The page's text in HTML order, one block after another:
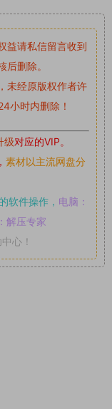
益请私信留言收到
删除。
未经原版权作者许
小时内删除！
级对应的VIP。
素材以主流网盘分
软件操作， 电脑：
解压专家
心！